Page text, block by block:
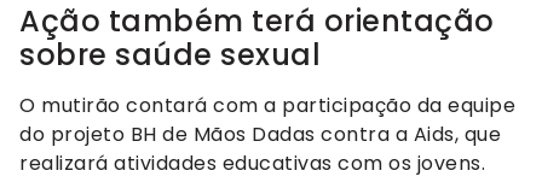
Ação também terá orientação
sobre saúde sexual
O mutirão contará com a participação da equipe
do projeto BH de Mãos Dadas contra a Aids, que
realizará atividades educativas com os jovens.